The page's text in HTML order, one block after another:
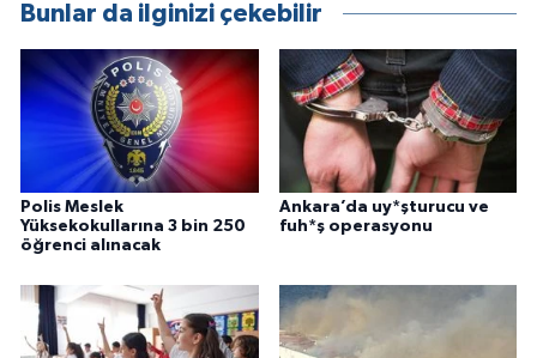
Bunlar da ilginizi çekebilir
Polis Meslek
Yüksekokullarına 3 bin 250
öğrenci alınacak
Ankara’da uy*şturucu ve
fuh*ş operasyonu